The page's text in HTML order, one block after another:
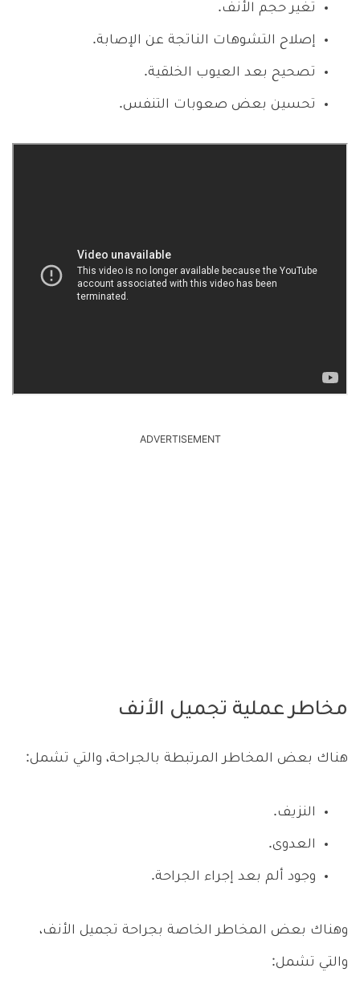
تغير حجم الأنف.
إصلاح التشوهات الناتجة عن الإصابة.
تصحيح بعد العيوب الخلقية.
تحسين بعض صعوبات التنفس.
ADVERTISEMENT
مخاطر عملية تجميل الأنف
هناك بعض المخاطر المرتبطة بالجراحة، والتي تشمل:
النزيف.
العدوى.
وجود ألم بعد إجراء الجراحة.
وهناك بعض المخاطر الخاصة بجراحة تجميل الأنف،
والتي تشمل: